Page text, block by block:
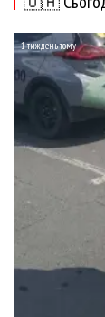
1 тиждень тому